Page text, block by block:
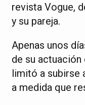
revista Vogue,
y su pareja.
Apenas unos
de su actuación
limitó a subirse
a medida que